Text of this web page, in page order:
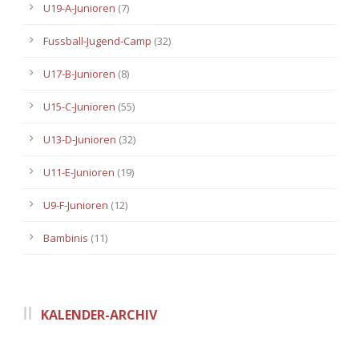
U19-A-Junioren (7)
Fussball-Jugend-Camp (32)
U17-B-Junioren (8)
U15-C-Junioren (55)
U13-D-Junioren (32)
U11-E-Junioren (19)
U9-F-Junioren (12)
Bambinis (11)
KALENDER-ARCHIV